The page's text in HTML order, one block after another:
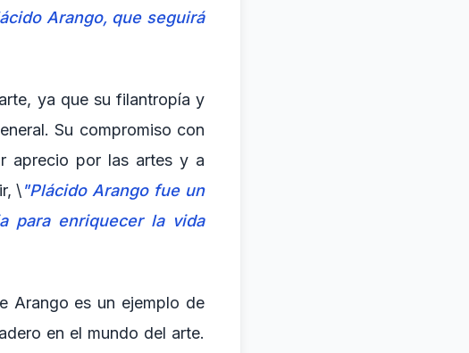
Arango, que seguirá
ya que su filantropía y
Su compromiso con
aprecio por las artes y a
\"Plácido Arango fue un
para enriquecer la vida
Arango es un ejemplo de
en el mundo del arte.